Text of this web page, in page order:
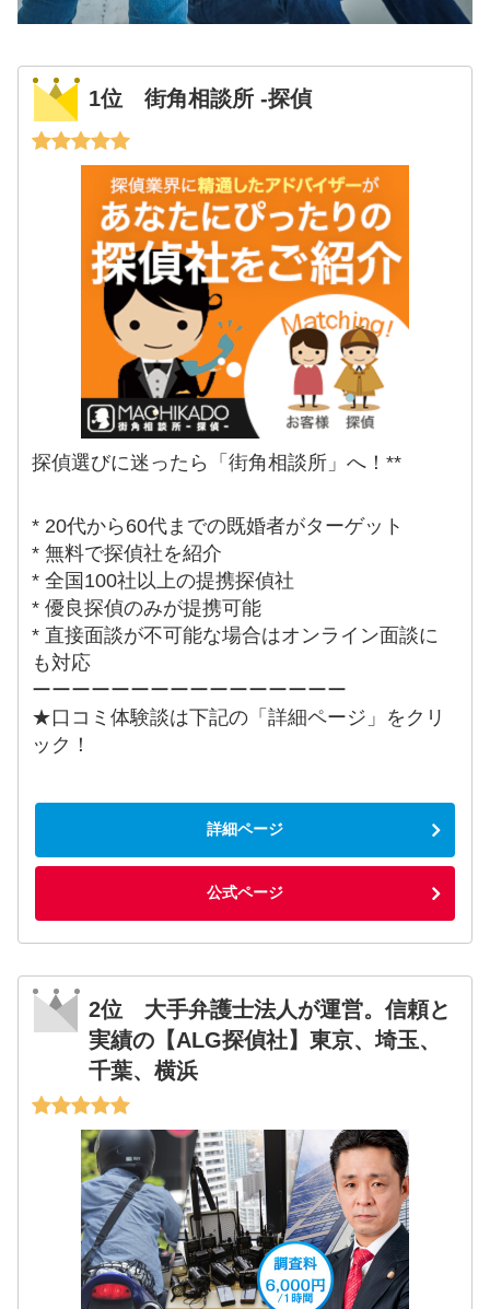
1位 街角相談所 -探偵
探偵選びに迷ったら「街角相談所」へ！**
* 20代から60代までの既婚者がターゲット
* 無料で探偵社を紹介
* 全国100社以上の提携探偵社
* 優良探偵のみが提携可能
* 直接面談が不可能な場合はオンライン面談に
も対応
ーーーーーーーーーーーーーーーー
★口コミ体験談は下記の「詳細ページ」をクリ
ック！
詳細ページ
公式ページ
2位 大手弁護士法人が運営。信頼と
実績の【ALG探偵社】東京、埼玉、
千葉、横浜